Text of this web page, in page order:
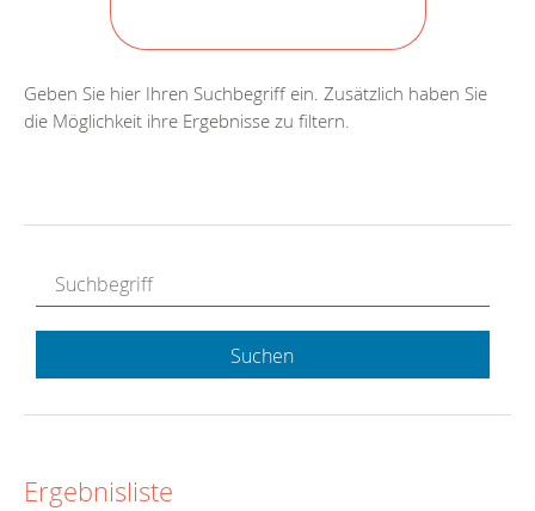
Geben Sie hier Ihren Suchbegriff ein. Zusätzlich haben Sie
die Möglichkeit ihre Ergebnisse zu filtern.
Suchen
Ergebnisliste